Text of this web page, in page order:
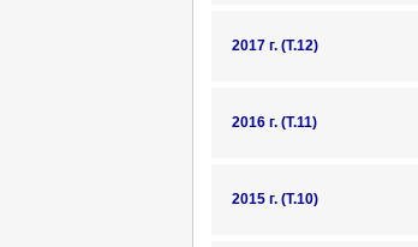
2017 г. (Т.12)
2016 г. (Т.11)
2015 г. (Т.10)